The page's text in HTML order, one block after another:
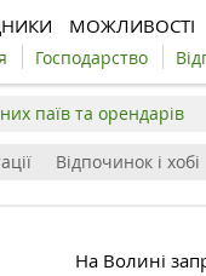
МОЖЛИВОСТІ
Господарство
паїв та орендарів
Відпочинок і хобі
На Волині